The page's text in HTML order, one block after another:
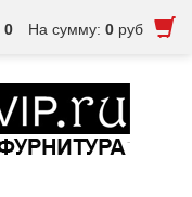
0 На сумму: 0 руб